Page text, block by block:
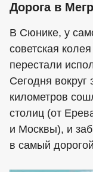
Дорога в
В Сюнике, у
советская
перестали
Сегодня вокруг
километров
столиц (от
и Москвы), и
в самый